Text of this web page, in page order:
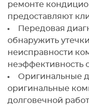
ремонте
предоставляют
Передовая
обнаружить
неисправности
неэффективность
Оригинальные
оригинальные
долговечной